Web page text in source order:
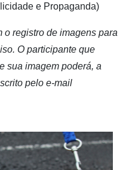
e Propaganda)
o registro de imagens para
O participante que
sua imagem poderá, a
pelo e-mail